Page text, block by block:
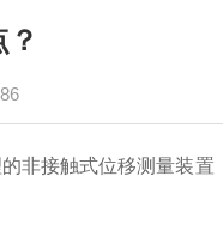
接触式位移测量装置